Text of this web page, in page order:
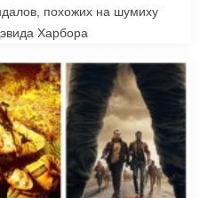
похожих на шумиху
Харбора